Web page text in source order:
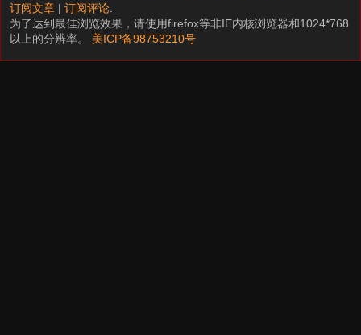
订阅文章 |订阅评论
为了达到最佳浏览效果，请使用firefox等非IE内核浏览器和1024*768
以上的分辨率。 美ICP备98753210号